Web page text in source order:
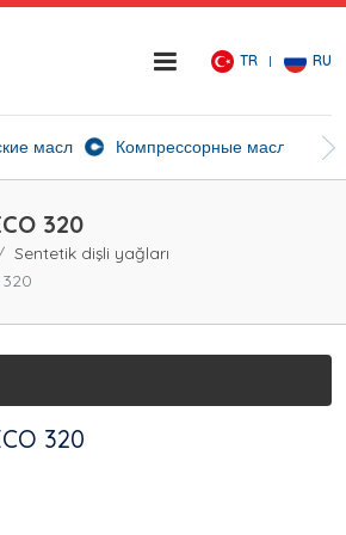
TR RU
масла Компрессорные масла
320
Sentetik dişli yağları
320
320